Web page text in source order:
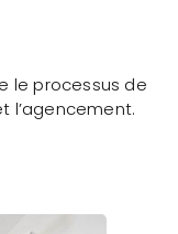
le processus de
l’agencement.